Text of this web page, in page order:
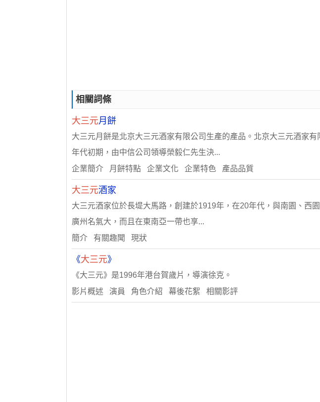
相關詞條
大三元月餅
大三元月餅是北京大三元酒家有限公司生產的產品。北京大三元酒家
年代初期，由中信公司領導榮毅仁先生決...
企業簡介 月餅特點 企業文化 企業特色 產品品質
大三元酒家
大三元酒家位於長堤大馬路，創建於1919年，在20年代，與南園、西
廣州名氣大，而且在東南亞一帶也享...
簡介 有關趣聞 現狀
《大三元》
《大三元》是1996年港台賀歲片，導演徐克。
影片概述 演員 角色介紹 幕後花絮 相關影評